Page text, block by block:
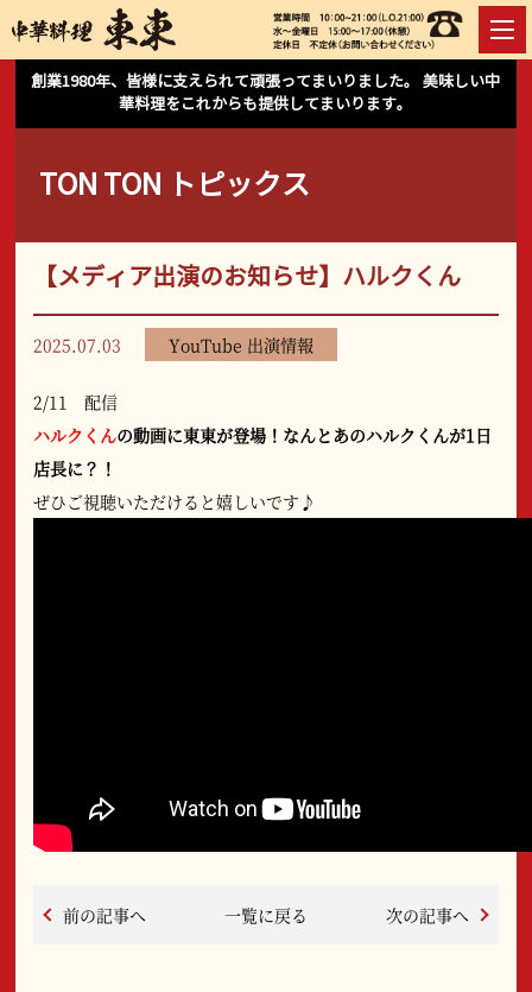
創業1980年、皆様に支えられて頑張ってまいりました。 美味しい中
華料理をこれからも提供してまいります。
TON TON トピックス
【メディア出演のお知らせ】ハルクくん
2025.07.03 YouTube 出演情報
2/11 配信
ハルクくんの動画に東東が登場！なんとあのハルクくんが1日
店長に？！
ぜひご視聴いただけると嬉しいです♪
前の記事へ 一覧に戻る 次の記事へ